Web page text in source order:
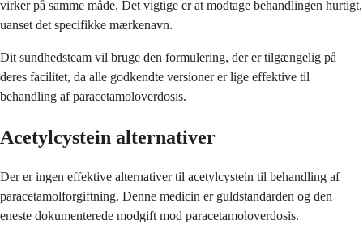
virker på samme måde. Det vigtige er at modtage behandlingen hurtigt,
uanset det specifikke mærkenavn.
Dit sundhedsteam vil bruge den formulering, der er tilgængelig på
deres facilitet, da alle godkendte versioner er lige effektive til
behandling af paracetamoloverdosis.
Acetylcystein alternativer
Der er ingen effektive alternativer til acetylcystein til behandling af
paracetamolforgiftning. Denne medicin er guldstandarden og den
eneste dokumenterede modgift mod paracetamoloverdosis.